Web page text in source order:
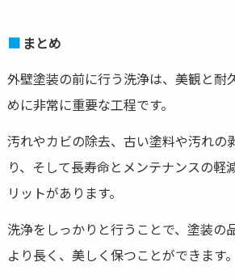
まとめ
外壁塗装の前に行う洗浄は、美観と耐
めに非常に重要な工程です。
汚れやカビの除去、古い塗料や汚れの
り、そして長寿命とメンテナンスの軽
リットがあります。
洗浄をしっかりと行うことで、塗装の
より長く、美しく保つことができます。